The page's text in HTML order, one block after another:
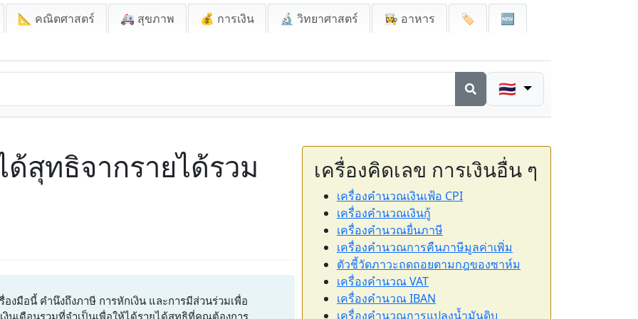
📐 คณิตศาสตร์ 🚑 สุขภาพ 💰 การเงิน 🔬 วิทยาศาสตร์ 👩‍🍳 อาหาร 🏷️ 🆕
🇹🇭
สุทธิจากรายได้รวม
งมือนี้ คำนึงถึงภาษี การหักเงิน และการมีส่วนร่วมเพื่อ
นเดือนรวมที่จำเป็นเพื่อให้ได้รายได้สุทธิที่คุณต้องการ
เครื่องคิดเลข การเงินอื่น ๆ
เครื่องคำนวณเงินเฟ้อ CPI
เครื่องคำนวณเงินกู้
เครื่องคำนวณยื่นภาษี
เครื่องคำนวณการคืนภาษีมูลค่าเพิ่ม
ตัวชี้วัดภาวะถดถอยตามกฎของซาห์ม
เครื่องคำนวณ VAT
เครื่องคำนวณ IBAN
เครื่องคำนวณการแปลงน้ำมันดิบ